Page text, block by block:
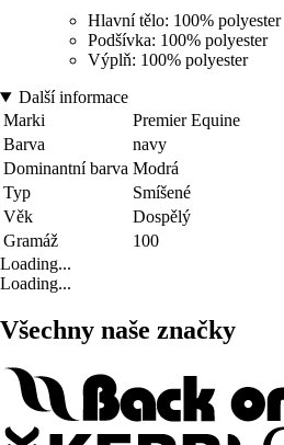
Hlavní tělo: 100% polyester
Podšívka: 100% polyester
Výplň: 100% polyester
Další informace
Marki
Premier Equine
Barva
navy
Dominantní barva Modrá
Typ
Smíšené
Věk
Dospělý
Gramáž
100
Loading...
Loading...
Všechny naše značky